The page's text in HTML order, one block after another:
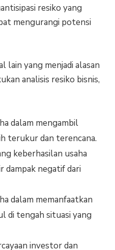
resiko yang
mengurangi potensi
lain yang menjadi alasan
analisis resiko bisnis,
dalam mengambil
terukur dan terencana.
keberhasilan usaha
dampak negatif dari
dalam memanfaatkan
di tengah situasi yang
investor dan